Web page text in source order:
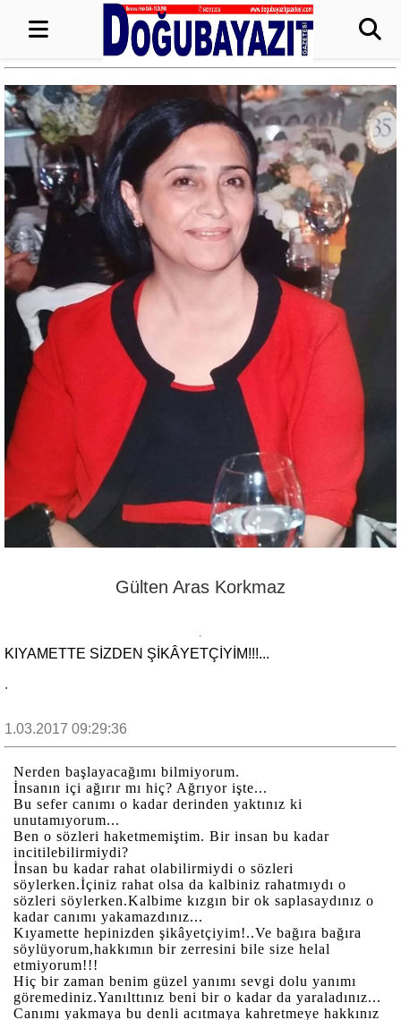
Gülten Aras Korkmaz
KIYAMETTE SİZDEN ŞİKÂYETÇİYİM!!!...
.
1.03.2017 09:29:36
Nerden başlayacağımı bilmiyorum.
İnsanın içi ağırır mı hiç? Ağrıyor işte...
Bu sefer canımı o kadar derinden yaktınız ki
unutamıyorum...
Ben o sözleri haketmemiştim. Bir insan bu kadar
incitilebilirmiydi?
İnsan bu kadar rahat olabilirmiydi o sözleri
söylerken.İçiniz rahat olsa da kalbiniz rahatmıydı o
sözleri söylerken.Kalbime kızgın bir ok saplasaydınız o
kadar canımı yakamazdınız...
Kıyamette hepinizden şikâyetçiyim!..Ve bağıra bağıra
söylüyorum,hakkımın bir zerresini bile size helal
etmiyorum!!!
Hiç bir zaman benim güzel yanımı sevgi dolu yanımı
göremediniz.Yanılttınız beni bir o kadar da yaraladınız...
Canımı yakmaya bu denli acıtmaya kahretmeye hakkınız